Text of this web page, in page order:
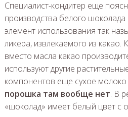
Специалист-кондитер еще
производства белого
элемент использования так
ликера, извлекаемого из какао.
вместо масла какао
используют другие
компонентов еще сухое молоко
порошка там вообще нет. В
«шоколад» имеет белый цвет с